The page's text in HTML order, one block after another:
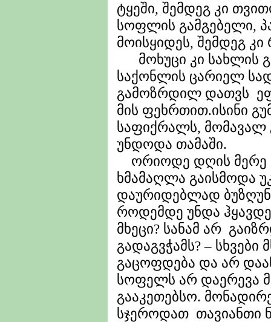
ტყეში, შემდეგ კი
სოფლის გამგებელი,
მოისყიდეს, შემდეგ
მოხუცი კი სახლის
საქონლის ცარიელ
გამოზრდილ დათვს
მის ფეხრთით.ისინი
საფიქრალს, მომავალ
უნდოდა თამაში.
ორიოდე დღის მერე
ხმამაღლა გაისმოდა
დაურიდებლად
როდემდე უნდა
მხეცი? სანამ არ
გადაგვჭამს? – სხვები
გაცოფდება და არ
სოფელს არ დაერევა
გააკეთებსო.
სჯეროდათ თავიანთი